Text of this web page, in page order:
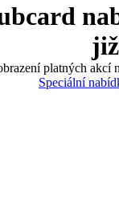
platných akcí
Speciální